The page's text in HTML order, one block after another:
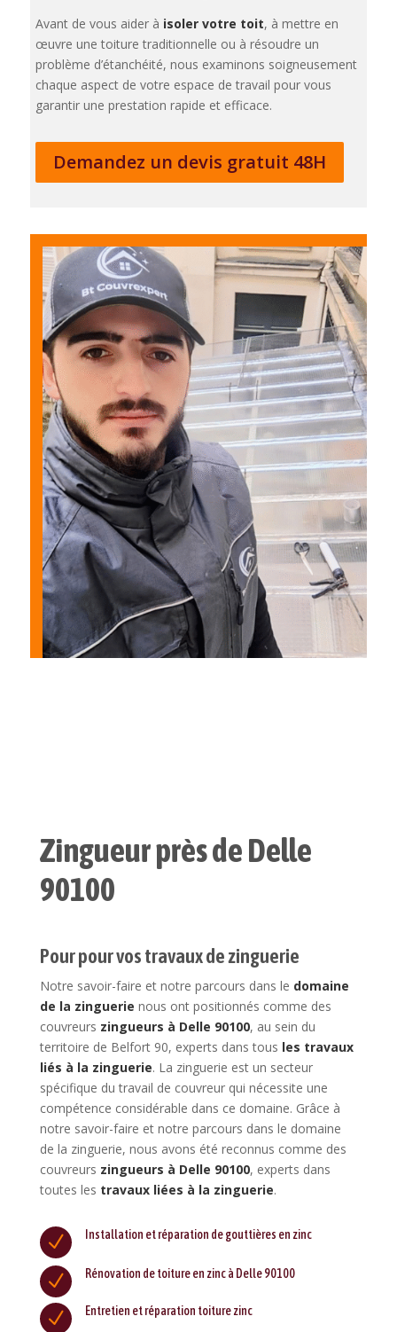
Avant de vous aider à isoler votre toit, à mettre en
œuvre une toiture traditionnelle ou à résoudre un
problème d’étanchéité, nous examinons soigneusement
chaque aspect de votre espace de travail pour vous
garantir une prestation rapide et efficace.
Demandez un devis gratuit 48H
Zingueur près de Delle
90100
Pour pour vos travaux de zinguerie
Notre savoir-faire et notre parcours dans le domaine
de la zinguerie nous ont positionnés comme des
couvreurs zingueurs à Delle 90100, au sein du
territoire de Belfort 90, experts dans tous les travaux
liés à la zinguerie. La zinguerie est un secteur
spécifique du travail de couvreur qui nécessite une
compétence considérable dans ce domaine. Grâce à
notre savoir-faire et notre parcours dans le domaine
de la zinguerie, nous avons été reconnus comme des
couvreurs zingueurs à Delle 90100, experts dans
toutes les travaux liées à la zinguerie.
N Installation et réparation de gouttières en zinc
N Rénovation de toiture en zinc à Delle 90100
N Entretien et réparation toiture zinc